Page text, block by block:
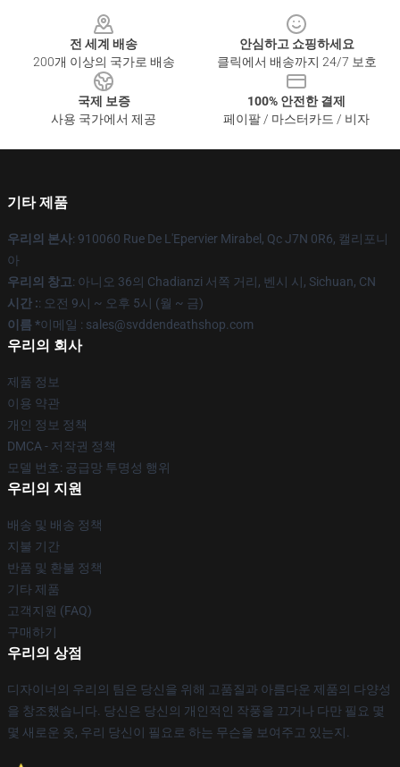
전 세계 배송
200개 이상의 국가로 배송
안심하고 쇼핑하세요
클릭에서 배송까지 24/7 보호
국제 보증
사용 국가에서 제공
100% 안전한 결제
페이팔 / 마스터카드 / 비자
기타 제품
우리의 본사: 910060 Rue De L'Epervier Mirabel, Qc J7N 0R6, 캘리포니
아
우리의 창고: 아니오 36의 Chadianzi 서쪽 거리, 벤시 시, Sichuan, CN
시간 :: 오전 9시 ~ 오후 5시 (월 ~ 금)
이름 *이메일 : sales@svddendeathshop.com
우리의 회사
제품 정보
이용 약관
개인 정보 정책
DMCA - 저작권 정책
모델 번호: 공급망 투명성 행위
우리의 지원
배송 및 배송 정책
지불 기간
반품 및 환불 정책
기타 제품
고객지원 (FAQ)
구매하기
우리의 상점
디자이너의 우리의 팀은 당신을 위해 고품질과 아름다운 제품의 다양성
을 창조했습니다. 당신은 당신의 개인적인 작풍을 끄거나 다만 필요 몇
몇 새로운 옷, 우리 당신이 필요로 하는 무슨을 보여주고 있는지.